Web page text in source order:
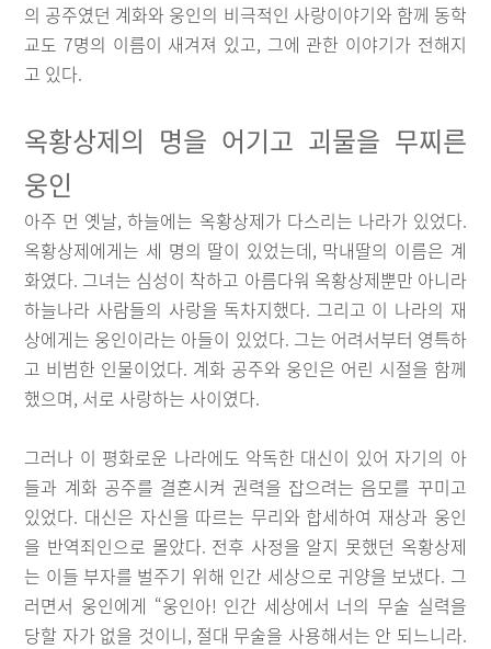
의 공주였던 계화와 웅인의 비극적인 사랑이야기와 함께 동학
교도 7명의 이름이 새겨져 있고, 그에 관한 이야기가 전해지
고 있다.
옥황상제의 명을 어기고 괴물을 무찌른
웅인
아주 먼 옛날, 하늘에는 옥황상제가 다스리는 나라가 있었다.
옥황상제에게는 세 명의 딸이 있었는데, 막내딸의 이름은 계
화였다. 그녀는 심성이 착하고 아름다워 옥황상제뿐만 아니라
하늘나라 사람들의 사랑을 독차지했다. 그리고 이 나라의 재
상에게는 웅인이라는 아들이 있었다. 그는 어려서부터 영특하
고 비범한 인물이었다. 계화 공주와 웅인은 어린 시절을 함께
했으며, 서로 사랑하는 사이였다.
그러나 이 평화로운 나라에도 악독한 대신이 있어 자기의 아
들과 계화 공주를 결혼시켜 권력을 잡으려는 음모를 꾸미고
있었다. 대신은 자신을 따르는 무리와 합세하여 재상과 웅인
을 반역죄인으로 몰았다. 전후 사정을 알지 못했던 옥황상제
는 이들 부자를 벌주기 위해 인간 세상으로 귀양을 보냈다. 그
러면서 웅인에게 “웅인아! 인간 세상에서 너의 무술 실력을
당할 자가 없을 것이니, 절대 무술을 사용해서는 안 되느니라.